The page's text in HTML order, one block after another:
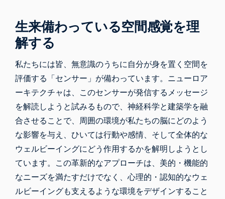
生来備わっている空間感覚を理
解する
私たちには皆、無意識のうちに自分が身を置く空間を
評価する「センサー」が備わっています。 ニューロア
ーキテクチャは 、このセンサーが発信するメッセージ
を解読しようと試みるもので、神経科学と建築学を融
合させることで、周囲の環境が私たちの脳にどのよう
な影響を与え、ひいては行動や感情、そして全体的な
ウェルビーイングにどう作用するかを解明しようとし
ています。この革新的なアプローチは、美的・機能的
なニーズを満たすだけでなく、心理的・認知的なウェ
ルビーイングも支えるような環境をデザインすること